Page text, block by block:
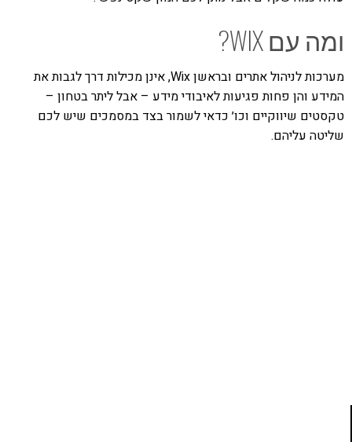
ומה עם WIX?
מערכות לניהול אתרים ובראשן Wix, אינן מכילות דרך לגבות את
המידע והן פחות פגיעות לאיבודי מידע – אבל ליתר בטחון –
טקסטים שיווקיים וכו׳ כדאי לשמור בצד במסמכים שיש לכם
שליטה עליהם.